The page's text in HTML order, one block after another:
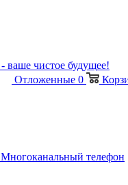
Отложенные 0
Многоканальный телефон